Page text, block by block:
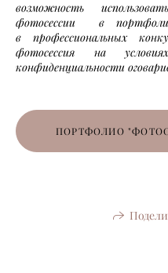
возможность
фотосессии в
в профессиональных
фотосессия на
конфиденциальности
ПОРТФОЛИО